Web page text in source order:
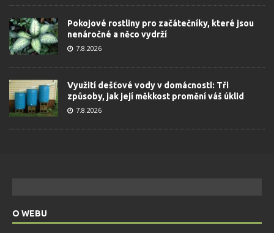
Pokojové rostliny pro začátečníky, které jsou
nenáročné a něco vydrží
7.8.2026
Využití dešťové vody v domácnosti: Tři
způsoby, jak její měkkost promění váš úklid
7.8.2026
O WEBU